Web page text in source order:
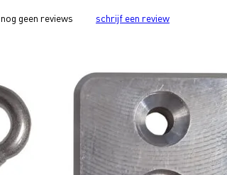
nog geen reviews schrijf een review